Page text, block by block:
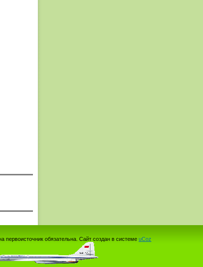
первоисточник обязательна. Сайт создан в системе uCoz